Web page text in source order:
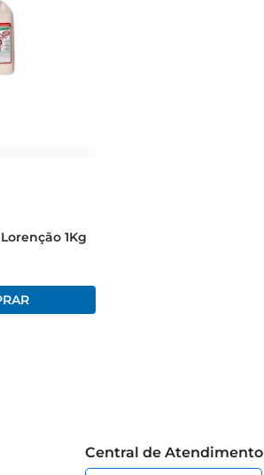
1Kg
Central de Atendimento